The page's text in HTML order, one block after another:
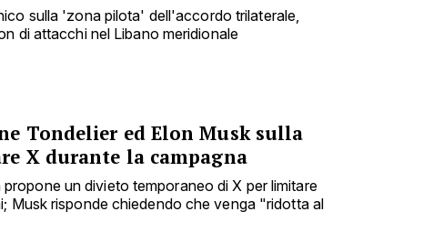
sulla 'zona pilota' dell'accordo trilaterale,
di attacchi nel Libano meridionale
Tondelier ed Elon Musk sulla
X durante la campagna
un divieto temporaneo di X per limitare
Musk risponde chiedendo che venga "ridotta al